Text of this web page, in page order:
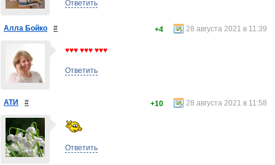
Ответить
Алла Бойко # 28 августа 2021 в 11:39
+4
♥♥♥ ♥♥♥ ♥♥♥
Ответить
АТИ # 28 августа 2021 в 11:58
+10
Ответить